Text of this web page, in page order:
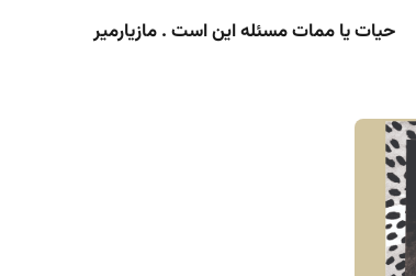
حیات یا ممات مسئله این است . مازیارمیر